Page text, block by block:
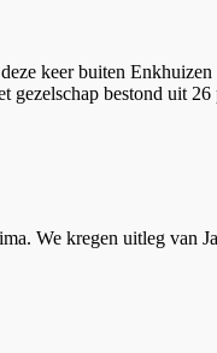
keer buiten
bestond uit
We kregen uitleg van